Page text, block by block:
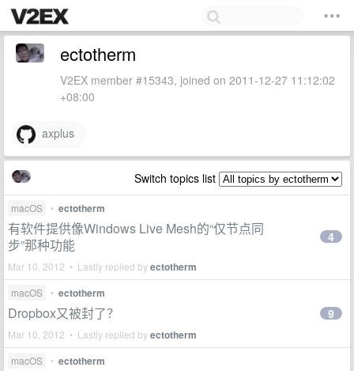
ectotherm
V2EX member #15343, joined on 2011-12-27 11:12:02
+08:00
axplus
Switch topics list
macOS • ectotherm
有软件提供像Windows Live Mesh的“仅节点同
步”那种功能
Mar 10, 2012 • Lastly replied byectotherm
4
macOS • ectotherm
Dropbox又被封了？
Mar 10, 2012 • Lastly replied byectotherm
9
macOS • ectotherm